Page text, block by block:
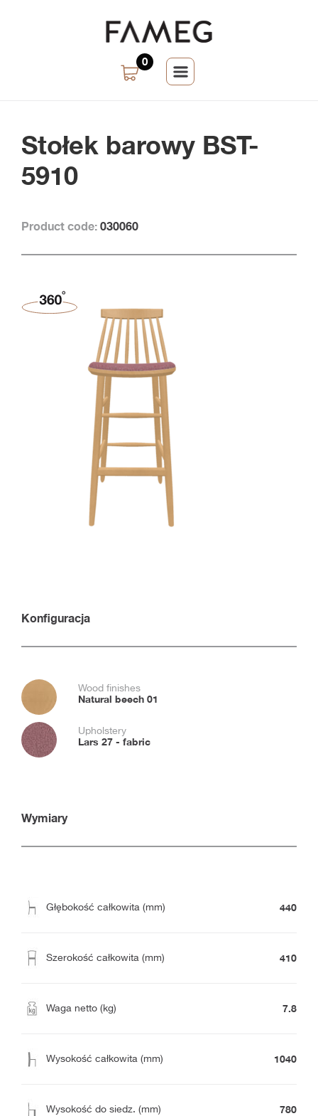
0
Stołek barowy BST-
5910
Product code: 030060
Konfiguracja
Wood finishes
Natural beech 01
Upholstery
Lars 27 - fabric
Wymiary
Głębokość całkowita (mm) 440
Szerokość całkowita (mm) 410
Waga netto (kg) 7.8
Wysokość całkowita (mm) 1040
Wysokość do siedz. (mm) 780